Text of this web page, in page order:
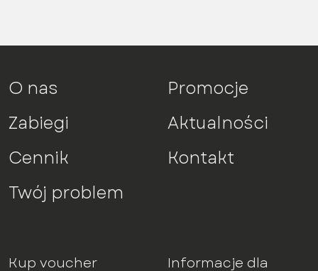
O nas
Zabiegi
Cennik
Twój problem
Promocje
Aktualności
Kontakt
Kup voucher
Informacje dla